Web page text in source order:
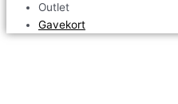
Outlet
Gavekort